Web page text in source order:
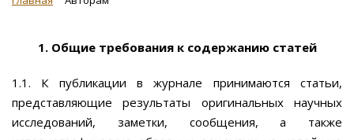
1. Общие требования к содержанию статей
1.1. К публикации в журнале принимаются статьи,
представляющие результаты оригинальных научных
исследований, заметки, сообщения, а также